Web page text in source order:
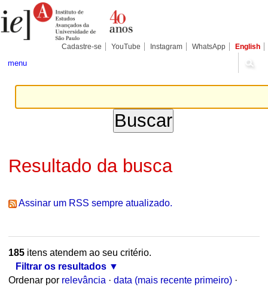
para
conteúdo.
Pessoais
Cadastre-se YouTube Instagram WhatsApp English
menu
Resultado da busca
Assinar um RSS sempre atualizado.
185itens atendem ao seu critério.
Filtrar os resultados
Ordenar por relevância · data (mais recente primeiro) ·